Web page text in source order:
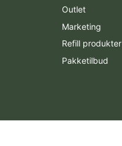
Outlet
Marketing
Refill produkter
Pakketilbud